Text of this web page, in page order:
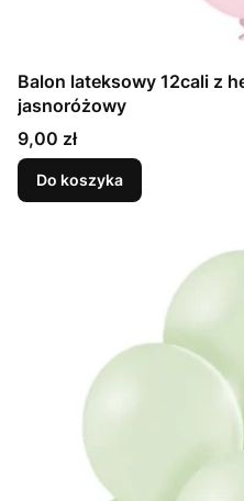
Balon lateksowy 12cali z
jasnoróżowy
Cena
9,00 zł
Do koszyka